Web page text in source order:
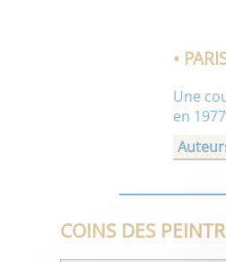
[...]
•
Daniel
•
Une
en
COINS DES